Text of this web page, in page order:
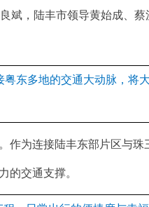
，陆丰市领导黄始成、蔡
东多地的交通大动脉，将
为连接陆丰东部片区与珠
的交通支撑。